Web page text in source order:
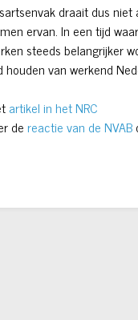
draait dus
ervan. In een tijd
steeds belangrijker
houden van werkend
artikel in het NRC
dereactie van de NVAB